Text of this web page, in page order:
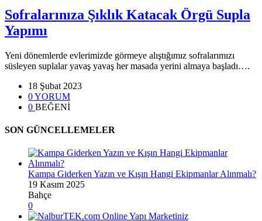
Sofralarınıza Şıklık Katacak Örgü Supla
Yapımı
Yeni dönemlerde evlerimizde görmeye alıştığımız sofralarımızı
süsleyen suplalar yavaş yavaş her masada yerini almaya başladı….
18 Şubat 2023
0 YORUM
0 BEĞENİ
SON GÜNCELLEMELER
Kampa Giderken Yazın ve Kışın Hangi Ekipmanlar Alınmalı?
19 Kasım 2025
Bahçe
0